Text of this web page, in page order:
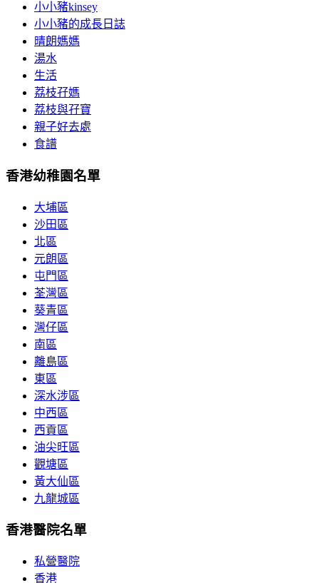
小小豬kinsey
小小豬的成長日誌
晴朗媽媽
湯水
生活
荔枝孖媽
荔枝與孖寶
親子好去處
食譜
香港幼稚園名單
大埔區
沙田區
北區
元朗區
屯門區
荃灣區
葵青區
灣仔區
南區
離島區
東區
深水涉區
中西區
西貢區
油尖旺區
觀塘區
黃大仙區
九龍城區
香港醫院名單
私營醫院
香港